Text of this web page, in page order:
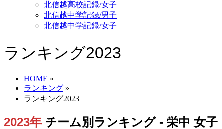
北信越高校記録/女子
北信越中学記録/男子
北信越中学記録/女子
ランキング2023
HOME »
ランキング »
ランキング2023
2023年 チーム別ランキング - 栄中 女子